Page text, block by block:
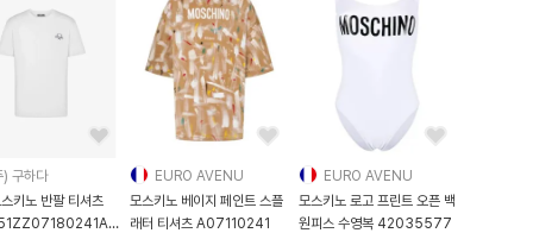
) 구하다
키노 반팔 티셔츠
EURO AVENU
모스키노 베이지 페인트 스플
래터 티셔츠 A07110241
EURO AVENU
모스키노 로고 프린트 오픈 백
원피스 수영복 42035577